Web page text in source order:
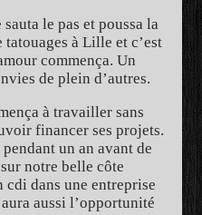
le pas et poussa la
à Lille et c’est
commença. Un
de plein d’autres.
à travailler sans
financer ses projets.
un an avant de
notre belle côte
cdi dans une entreprise
aussi l’opportunité